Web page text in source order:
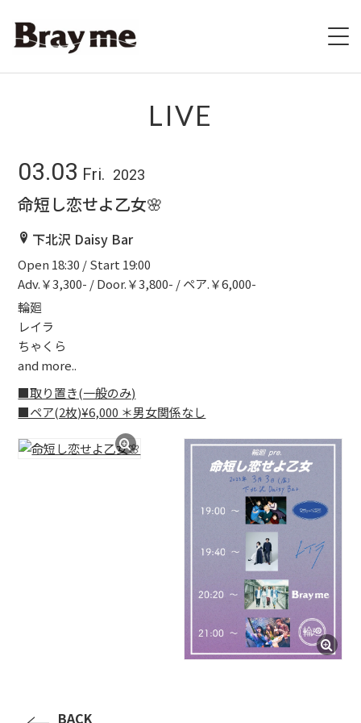
DISCOGRAPHY
たにき
アンリ
CONTACT
LIVE
03.03 Fri. 2023
命短し恋せよ乙女🌸
下北沢 Daisy Bar
Open 18:30 / Start 19:00
Adv.￥3,300- / Door.￥3,800- / ペア.￥6,000-
輪廻
レイラ
ちゃくら
and more..
■取り置き(一般のみ)
■ペア(2枚)¥6,000 ＊男女関係なし
BACK